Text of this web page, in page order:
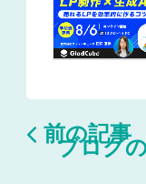
前の記事
ブログ